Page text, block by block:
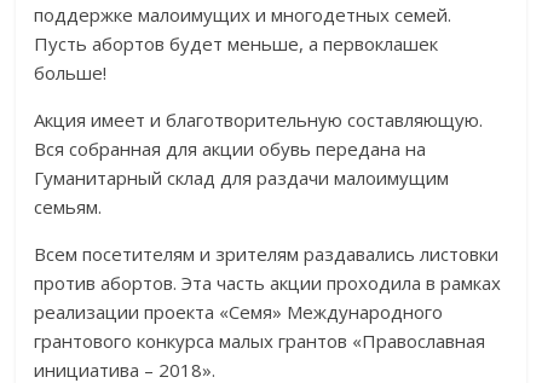
поддержке малоимущих и многодетных семей.
Пусть абортов будет меньше, а первоклашек
больше!
Акция имеет и благотворительную составляющую.
Вся собранная для акции обувь передана на
Гуманитарный склад для раздачи малоимущим
семьям.
Всем посетителям и зрителям раздавались листовки
против абортов. Эта часть акции проходила в рамках
реализации проекта «Семя» Международного
грантового конкурса малых грантов «Православная
инициатива – 2018».